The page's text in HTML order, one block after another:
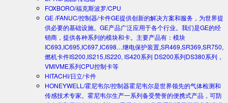
FOXBORO/福克斯波罗/CPU
GE /FANUC/控制器/卡件GE提供创新的解决方案和服务，为世界提
供必要的基础设施。GE产品广泛应用于各个行业。我们是GE的经
销商，提供各种系列的模块和卡。主要产品有：模块
IC693,IC695,IC697,IC698…继电保护装置,SR469,SR369,SR750,
燃机卡件IS200,IS215,IS220, IS420系列 DS200系列DS380系列，
VMIVME系列CPU控制卡等
HITACHI/日立/卡件
HONEYWELL/霍尼韦尔/控制器霍尼韦尔是世界领先的气体检测和
传感技术专家。霍尼韦尔生产一系列备受赞誉的便携式产品，可防